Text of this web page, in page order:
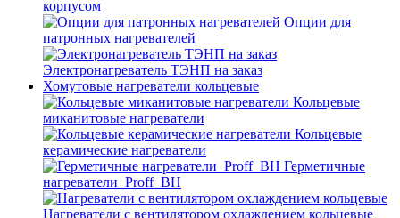
корпусом
Опции для
патронных нагревателей
Электронагреватель ТЭНП на заказ
Хомутовые нагреватели кольцевые
Кольцевые
миканитовые нагреватели
Кольцевые
керамические нагреватели
Герметичные
нагреватели_Proff_BH
Нагреватели с вентилятором охлаждением кольцевые